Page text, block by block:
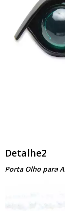
Detalhe2
Porta Olho para